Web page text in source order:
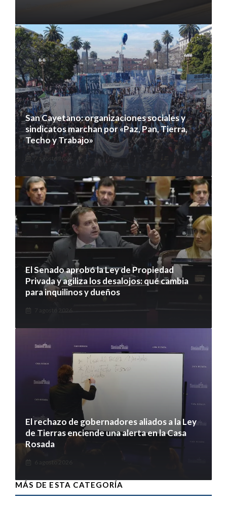
San Cayetano: organizaciones sociales y
sindicatos marchan por «Paz, Pan, Tierra,
Techo y Trabajo»
7 agosto 2026
El Senado aprobó la Ley de Propiedad
Privada y agiliza los desalojos: qué cambia
para inquilinos y dueños
7 agosto 2026
El rechazo de gobernadores aliados a la Ley
de Tierras enciende una alerta en la Casa
Rosada
6 agosto 2026
MÁS DE ESTA CATEGORÍA